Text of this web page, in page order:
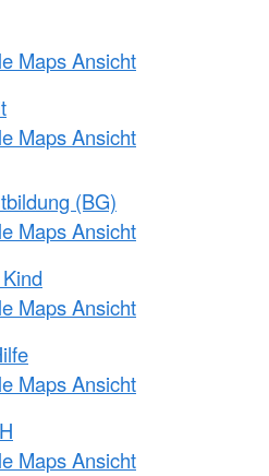
Maps Ansicht
Maps Ansicht
(BG)
Maps Ansicht
Maps Ansicht
Maps Ansicht
Maps Ansicht